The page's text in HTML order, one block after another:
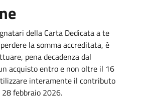
della Carta Dedicata a te
la somma accreditata, è
pena decadenza dal
acquisto entro e non oltre il 16
interamente il contributo
febbraio 2026.